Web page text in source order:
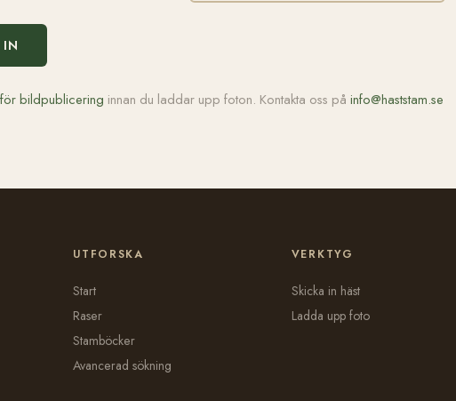
bildpublicering innan du laddar upp foton. Kontakta oss på info@haststam.se
UTFORSKA
Start
Raser
Stamböcker
Avancerad sökning
VERKTYG
Skicka in häst
Ladda upp foto